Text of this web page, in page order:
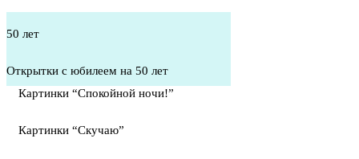
50 лет
Открытки с юбилеем на 50 лет
Картинки “Спокойной ночи!”
Картинки “Скучаю”